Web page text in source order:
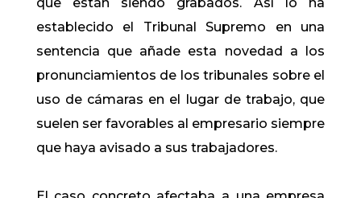
establecido el Tribunal Supremo en una
sentencia que añade esta novedad a los
pronunciamientos de los tribunales sobre el
uso de cámaras en el lugar de trabajo, que
suelen ser favorables al empresario siempre
que haya avisado a sus trabajadores.